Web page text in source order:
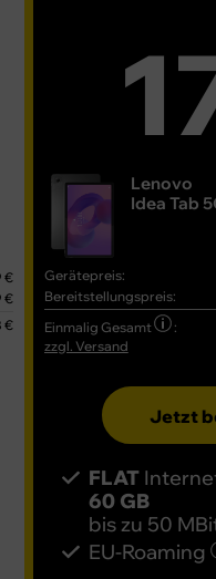
€
€
€
Lenovo
Idea Tab
Gerätepreis:
Bereitstellungspreis:
Einmalig Gesamt
:
zzgl. Versand
Jetzt
FLAT
60 GB
bis zu 50
EU-Roaming